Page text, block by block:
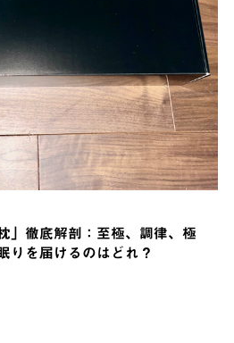
」徹底解剖：至極、調律、極
りを届けるのはどれ？